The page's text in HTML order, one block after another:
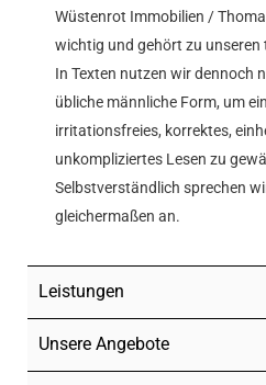
Wüstenrot Immobilien /
wichtig und gehört zu unseren
In Texten nutzen wir dennoch
übliche männliche Form, um
irritationsfreies, korrektes,
unkompliziertes Lesen zu
Selbstverständlich sprechen
gleichermaßen an.
Leistungen
Unsere Angebote